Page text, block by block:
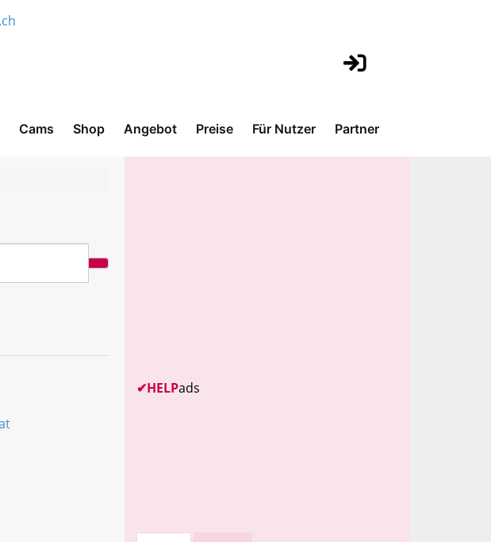
Cams Shop Angebot Preise Für Nutzer Partner
✔HELPads